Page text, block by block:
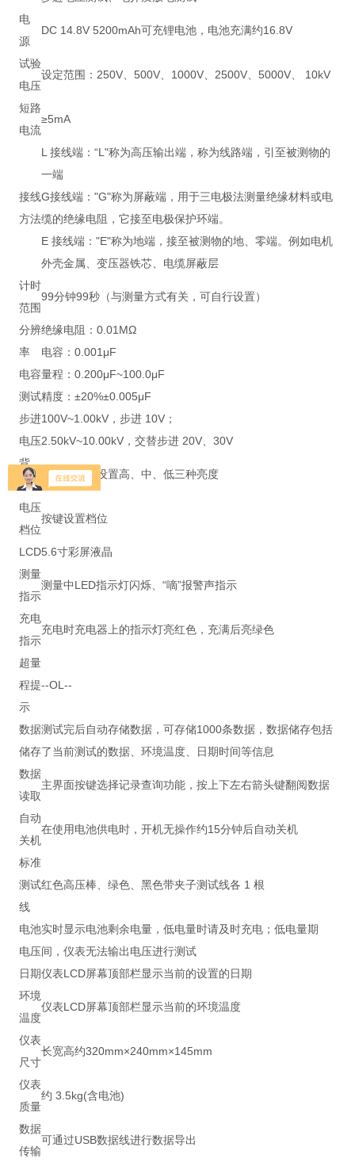
电
源
DC 14.8V 5200mAh可充锂电池，电池充满约16.8V
试验
电压
设定范围：250V、500V、1000V、2500V、5000V、 10kV
短路
电流
≥5mA
接线
方法
L 接线端：“L"称为高压输出端，称为线路端，引至被测物的
一端
G接线端："G"称为屏蔽端，用于三电极法测量绝缘材料或电
缆的绝缘电阻，它接至电极保护环端。
E 接线端："E"称为地端，接至被测物的地、零端。例如电机
外壳金属、变压器铁芯、电缆屏蔽层
计时
范围
99分钟99秒（与测量方式有关，可自行设置）
分辨
率
绝缘电阻：0.01MΩ
电容：0.001μF
电容
测试
量程：0.200μF~100.0μF
精度：±20%±0.005μF
步进
电压
100V~1.00kV，步进 10V；
2.50kV~10.00kV，交替步进 20V、30V
背
光
亮度设置可设置高、中、低三种亮度
电压
档位
按键设置档位
LCD5.6寸彩屏液晶
测量
指示
测量中LED指示灯闪烁、“嘀”报警声指示
充电
指示
充电时充电器上的指示灯亮红色，充满后亮绿色
超量
程提
示
--OL--
数据
储存
测试完后自动存储数据，可存储1000条数据，数据储存包括
了当前测试的数据、环境温度、日期时间等信息
数据
读取
主界面按键选择记录查询功能，按上下左右箭头键翻阅数据
自动
关机
在使用电池供电时，开机无操作约15分钟后自动关机
标准
测试
线
红色高压棒、绿色、黑色带夹子测试线各 1 根
电池
电压
实时显示电池剩余电量，低电量时请及时充电；低电量期
间，仪表无法输出电压进行测试
日期仪表LCD屏幕顶部栏显示当前的设置的日期
环境
温度
仪表LCD屏幕顶部栏显示当前的环境温度
仪表
尺寸
长宽高约320mm×240mm×145mm
仪表
质量
约 3.5kg(含电池)
数据
传输
可通过USB数据线进行数据导出